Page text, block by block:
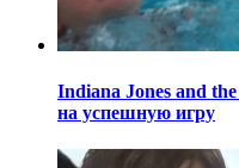
Indiana Jones and
на успешную игру